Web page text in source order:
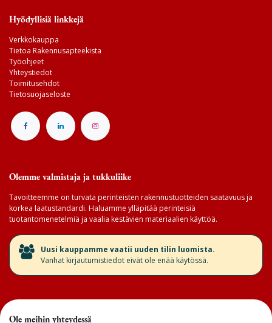
Hyödyllisiä linkkejä
Verkkokauppa
Tietoa Rakennusapteekista
Työohjeet
Yhteystiedot
Toimitusehdot
Tietosuojaseloste
Olemme valmistaja ja tukkuliike
Tavoitteemme on turvata perinteisten rakennustuotteiden saatavuus ja
korkea laatustandardi. Haluamme ylläpitää perinteisiä
tuotantomenetelmiä ja vaalia kestävien materiaalien käyttöä.
​Uusi kauppamme vaatii uuden tilin luomista.
Vanhat kirjautumistiedot eivät ole enää käytössä.
Ole meihin yhteydessä